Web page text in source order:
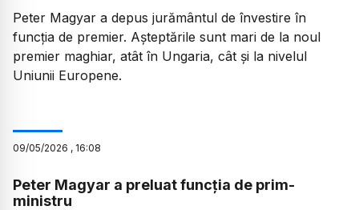
Peter Magyar a depus jurământul de învestire în
funcția de premier. Așteptările sunt mari de la noul
premier maghiar, atât în Ungaria, cât și la nivelul
Uniunii Europene.
09/05/2026 , 16:08
Peter Magyar a preluat funcția de prim-
ministru